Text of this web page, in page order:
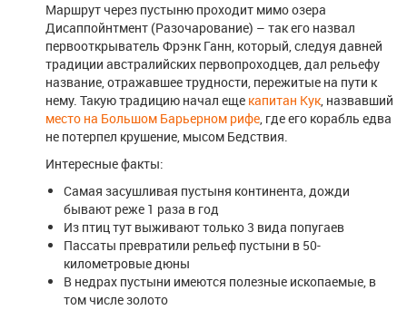
Маршрут через пустыню проходит мимо озера
Дисаппойнтмент (Разочарование) – так его назвал
первооткрыватель Фрэнк Ганн, который, следуя давней
традиции австралийских первопроходцев, дал рельефу
название, отражавшее трудности, пережитые на пути к
нему. Такую традицию начал еще капитан Кук, назвавший
место на Большом Барьерном рифе, где его корабль едва
не потерпел крушение, мысом Бедствия.
Интересные факты:
Самая засушливая пустыня континента, дожди
бывают реже 1 раза в год
Из птиц тут выживают только 3 вида попугаев
Пассаты превратили рельеф пустыни в 50-
километровые дюны
В недрах пустыни имеются полезныe ископаемыe, в
том числе золото